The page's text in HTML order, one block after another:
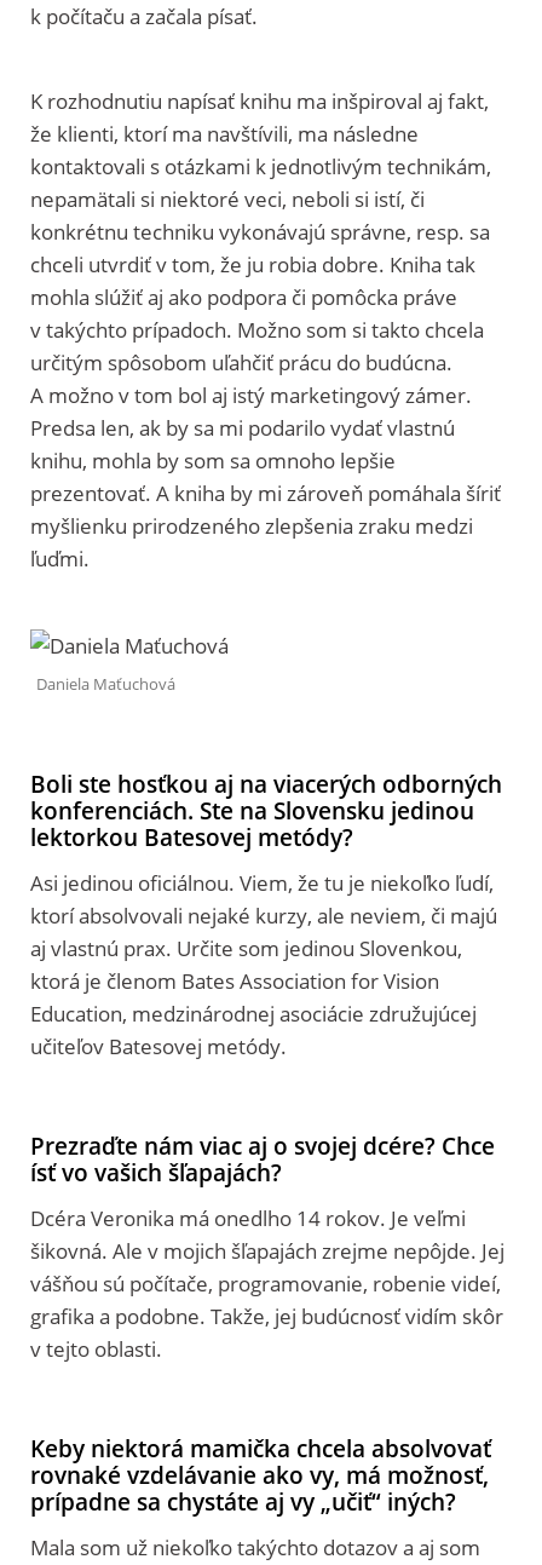
k počítaču a začala písať.
K rozhodnutiu napísať knihu ma inšpiroval aj fakt,
že klienti, ktorí ma navštívili, ma následne
kontaktovali s otázkami k jednotlivým technikám,
nepamätali si niektoré veci, neboli si istí, či
konkrétnu techniku vykonávajú správne, resp. sa
chceli utvrdiť v tom, že ju robia dobre. Kniha tak
mohla slúžiť aj ako podpora či pomôcka práve
v takýchto prípadoch. Možno som si takto chcela
určitým spôsobom uľahčiť prácu do budúcna.
A možno v tom bol aj istý marketingový zámer.
Predsa len, ak by sa mi podarilo vydať vlastnú
knihu, mohla by som sa omnoho lepšie
prezentovať. A kniha by mi zároveň pomáhala šíriť
myšlienku prirodzeného zlepšenia zraku medzi
ľuďmi.
Daniela Maťuchová
Boli ste hosťkou aj na viacerých odborných
konferenciách. Ste na Slovensku jedinou
lektorkou Batesovej metódy?
Asi jedinou oficiálnou. Viem, že tu je niekoľko ľudí,
ktorí absolvovali nejaké kurzy, ale neviem, či majú
aj vlastnú prax. Určite som jedinou Slovenkou,
ktorá je členom Bates Association for Vision
Education, medzinárodnej asociácie združujúcej
učiteľov Batesovej metódy.
Prezraďte nám viac aj o svojej dcére? Chce
ísť vo vašich šľapajách?
Dcéra Veronika má onedlho 14 rokov. Je veľmi
šikovná. Ale v mojich šľapajách zrejme nepôjde. Jej
vášňou sú počítače, programovanie, robenie videí,
grafika a podobne. Takže, jej budúcnosť vidím skôr
v tejto oblasti.
Keby niektorá mamička chcela absolvovať
rovnaké vzdelávanie ako vy, má možnosť,
prípadne sa chystáte aj vy „učiť“ iných?
Mala som už niekoľko takýchto dotazov a aj som